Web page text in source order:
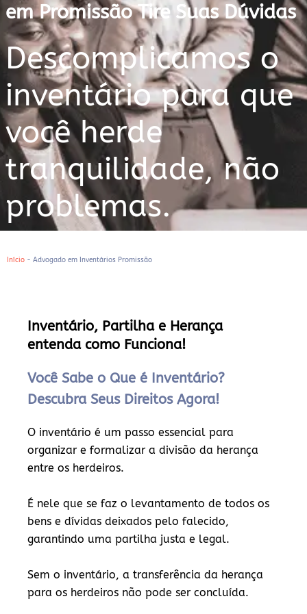
em Promissão Tire Suas Dúvidas
Descomplicamos o
inventário para que
você herde
tranquilidade, não
problemas.
Início - Advogado em Inventários Promissão
Inventário, Partilha e Herança
entenda como Funciona!
Você Sabe o Que é Inventário?
Descubra Seus Direitos Agora!
O inventário é um passo essencial para
organizar e formalizar a divisão da herança
entre os herdeiros.
É nele que se faz o levantamento de todos os
bens e dívidas deixados pelo falecido,
garantindo uma partilha justa e legal.
Sem o inventário, a transferência da herança
para os herdeiros não pode ser concluída.